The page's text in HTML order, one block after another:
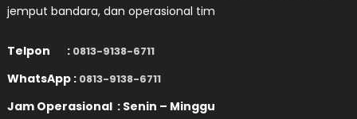
jemput bandara, dan operasional tim
Telpon : 0813-9138-6711
WhatsApp : 0813-9138-6711
Jam Operasional : Senin – Minggu